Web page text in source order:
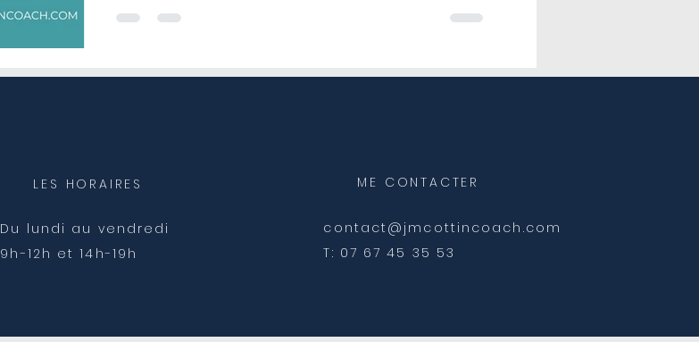
LES HORAIRES
Du lundi au vendredi
9h-12h et 14h-19h
ME CONTACTER
contact@jmcottincoach.com
T: 07 67 45 35 53